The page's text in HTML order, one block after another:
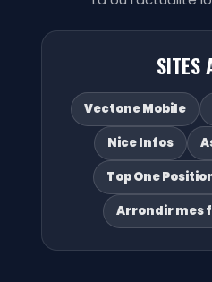
SITES
Vectone Mobile
Nice Infos
Top One
Arrondir mes